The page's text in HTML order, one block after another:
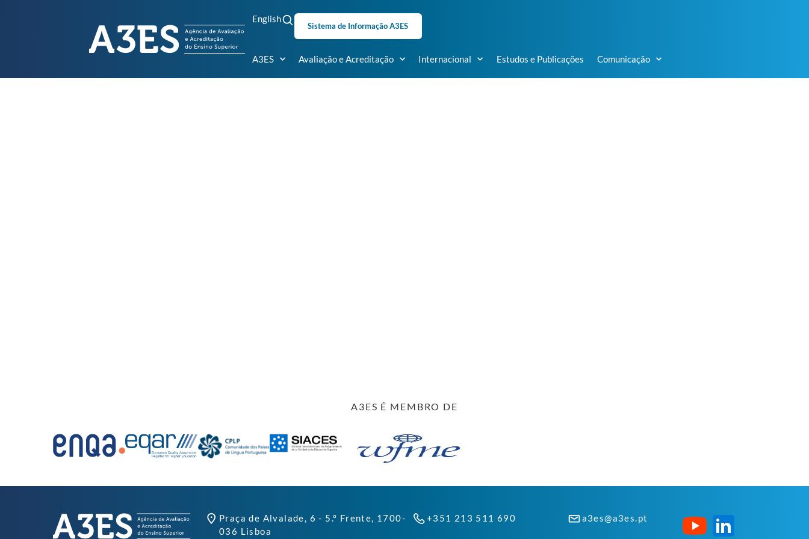
English
Sistema de Informação A3ES
A3ES Avaliação e Acreditação Internacional Estudos e Publicações Comunicação
A3ES É MEMBRO DE
Praça de Alvalade, 6 - 5.º Frente, 1700-
036 Lisboa
+351 213 511 690 a3es@a3es.pt